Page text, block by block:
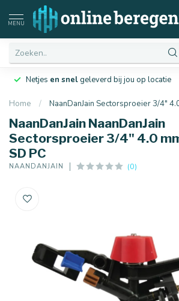
MENU
Netjes en snelgeleverd bij jou op locatie
Home / NaanDanJain Sectorsproeier 3/4"
NaanDanJain NaanDanJain
Sectorsproeier 3/4" 4.0
SD PC
NAANDANJAIN (0)